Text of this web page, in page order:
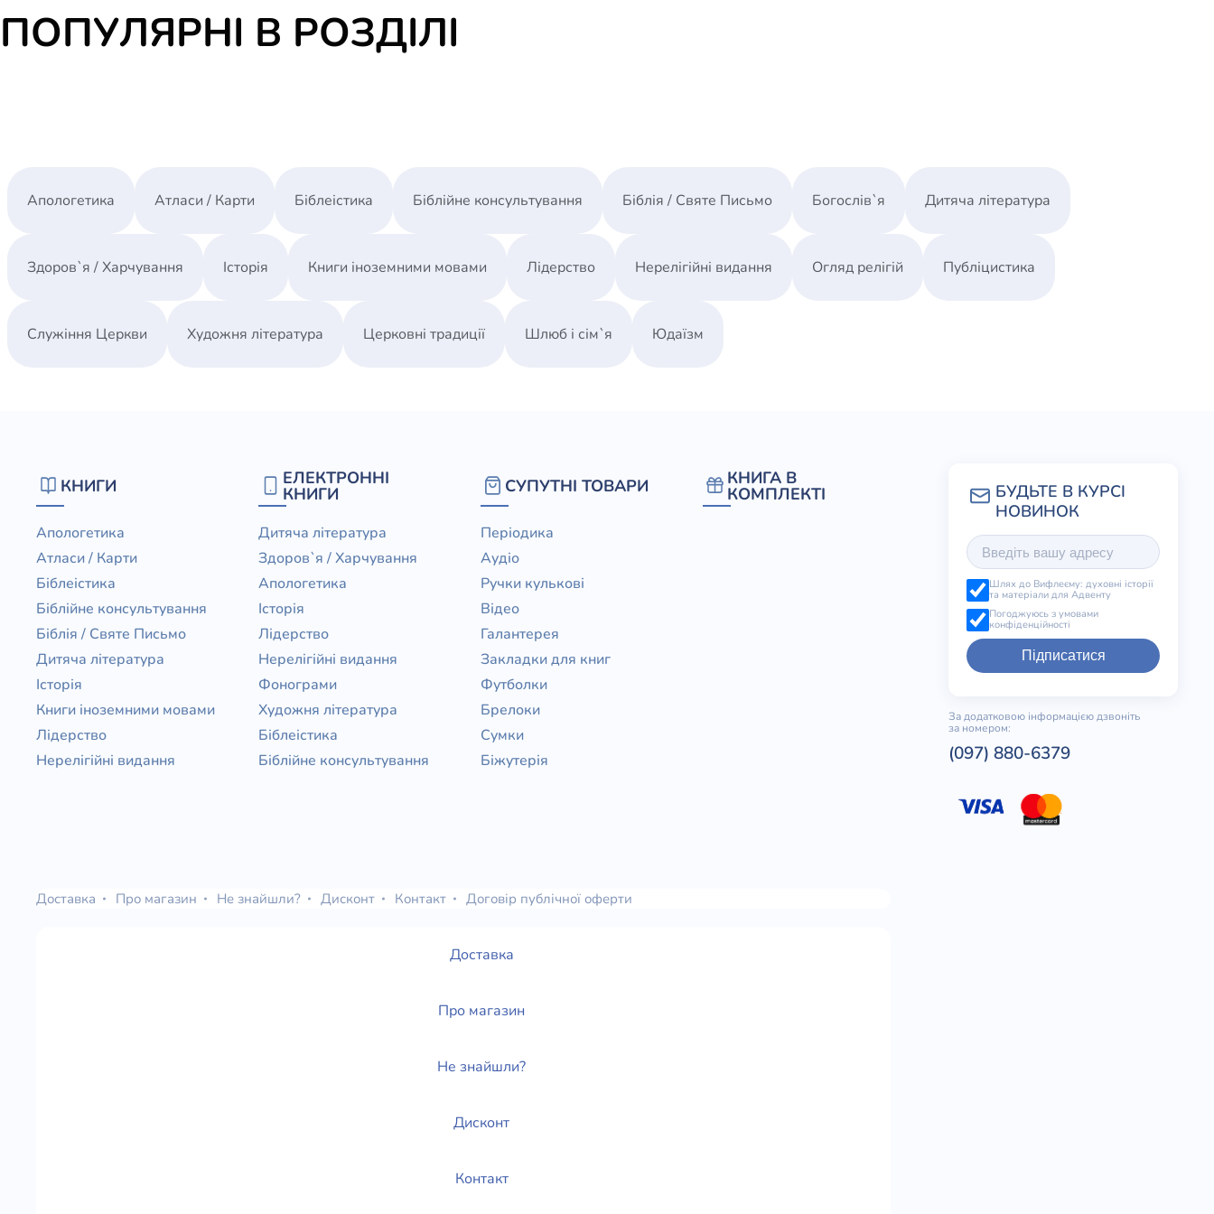
ПОПУЛЯРНІ В РОЗДІЛІ
Апологетика Атласи / Карти Біблеістика Біблійне консультування Біблія / Святе Письмо Богослів`я Дитяча література
Здоров`я / Харчування Історія Книги іноземними мовами Лідерство Нерелігійні видання Огляд релігій Публіцистика
Служіння Церкви Художня література Церковні традиції Шлюб і сім`я Юдаїзм
КНИГИ
Апологетика
Атласи / Карти
Біблеістика
Біблійне консультування
Біблія / Святе Письмо
Дитяча література
Історія
Книги іноземними мовами
Лідерство
Нерелігійні видання
ЕЛЕКТРОННІ
КНИГИ
Дитяча література
Здоров`я / Харчування
Апологетика
Історія
Лідерство
Нерелігійні видання
Фонограми
Художня література
Біблеістика
Біблійне консультування
СУПУТНІ ТОВАРИ
Періодика
Аудіо
Ручки кулькові
Відео
Галантерея
Закладки для книг
Футболки
Брелоки
Сумки
Біжутерія
КНИГА В
КОМПЛЕКТІ
Шлях до Вифлеєму: духовні історії
та матеріали для Адвенту
Погоджуюсь з умовами
конфіденційності
Підписатися
За додатковою інформацією дзвоніть
за номером:
(097) 880-6379
Доставка Про магазин Не знайшли? Дисконт Контакт Договір публічної оферти
Доставка
Про магазин
Не знайшли?
Дисконт
Контакт